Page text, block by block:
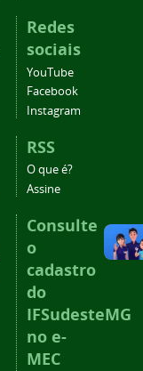
Redes
sociais
YouTube
Facebook
Instagram
RSS
O que é?
Assine
Consulte
o
cadastro
do
IFSudesteMG
no e-
MEC